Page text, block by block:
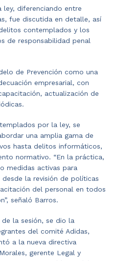
ley, diferenciando entre
fue discutida en detalle, así
contemplados y los
de responsabilidad penal
de Prevención como una
empresarial, con
actualización de
por la ley, se
una amplia gama de
hasta delitos informáticos,
normativo. “En la práctica,
medidas activas para
la revisión de políticas
del personal en todos
señaló Barros.
la sesión, se dio la
del comité Adidas,
a la nueva directiva
gerente Legal y